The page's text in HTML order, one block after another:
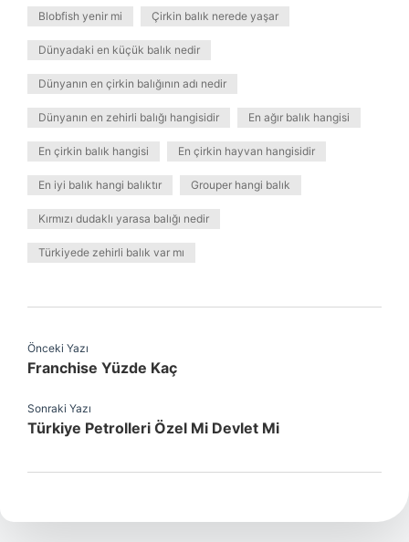
Blobfish yenir mi Çirkin balık nerede yaşar
Dünyadaki en küçük balık nedir
Dünyanın en çirkin balığının adı nedir
Dünyanın en zehirli balığı hangisidir En ağır balık hangisi
En çirkin balık hangisi En çirkin hayvan hangisidir
En iyi balık hangi balıktır Grouper hangi balık
Kırmızı dudaklı yarasa balığı nedir
Türkiyede zehirli balık var mı
Önceki Yazı
Franchise Yüzde Kaç
Sonraki Yazı
Türkiye Petrolleri Özel Mi Devlet Mi